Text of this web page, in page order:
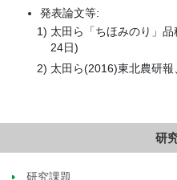
発表論文等:
太田ら「ちほみのり」
24日)
太田ら(2016)東北農研
研
研究課題